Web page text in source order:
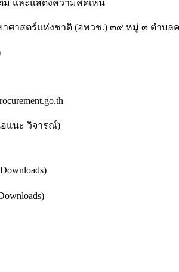
ม และแสดงความคิดเห็น
ศาสตร์แห่งชาติ (อพวช.) ๓๙ หมู่ ๓ ตำบ
แนะ วิจารณ์)